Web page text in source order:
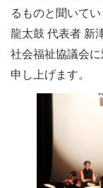
るものと聞いて
龍太鼓 代表者 新
社会福祉協議会
申し上げます。